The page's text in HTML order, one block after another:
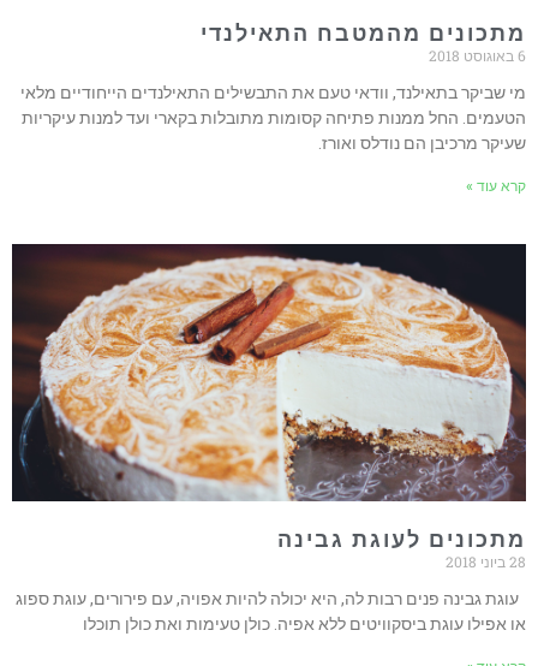
מתכונים מהמטבח התאילנדי
6 באוגוסט 2018
מי שביקר בתאילנד, וודאי טעם את התבשילים התאילנדים הייחודיים מלאי
הטעמים. החל ממנות פתיחה קסומות מתובלות בקארי ועד למנות עיקריות
שעיקר מרכיבן הם נודלס ואורז.
קרא עוד »
מתכונים לעוגת גבינה
28 ביוני 2018
עוגת גבינה פנים רבות לה, היא יכולה להיות אפויה, עם פירורים, עוגת ספוג
או אפילו עוגת ביסקוויטים ללא אפיה. כולן טעימות ואת כולן תוכלו